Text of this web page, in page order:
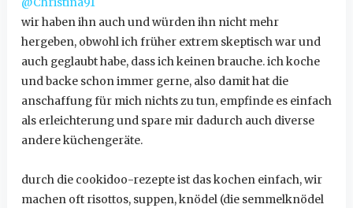
wir haben ihn auch und würden ihn nicht mehr
hergeben, obwohl ich früher extrem skeptisch war und
auch geglaubt habe, dass ich keinen brauche. ich koche
und backe schon immer gerne, also damit hat die
anschaffung für mich nichts zu tun, empfinde es einfach
als erleichterung und spare mir dadurch auch diverse
andere küchengeräte.
durch die cookidoo-rezepte ist das kochen einfach, wir
machen oft risottos, suppen, knödel (die semmelknödel